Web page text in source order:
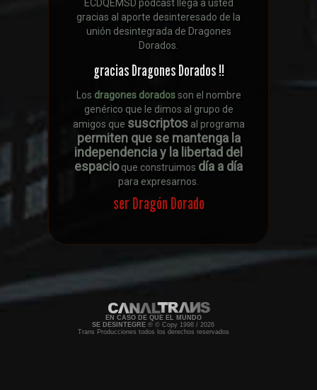
ECDQEMSD podcast llega a usted
gracias al aporte desinteresado de la
unión desintegrada de Dragones
Dorados.
gracias Dragones Dorados !!
Los dragones doradosson el nombre
genérico que le dimos al grupo de
amigos que suscriptosal programa
permiten que se mantenga la
independencia y la libertad del
espacioque construimos día a día
para expresarnos.
ser Dragón Dorado
EN CASO DE QUE EL MUNDO
SE DESINTEGRE ® © Copy 1998 / 2026
Trans Producciones todos los derechos reservados